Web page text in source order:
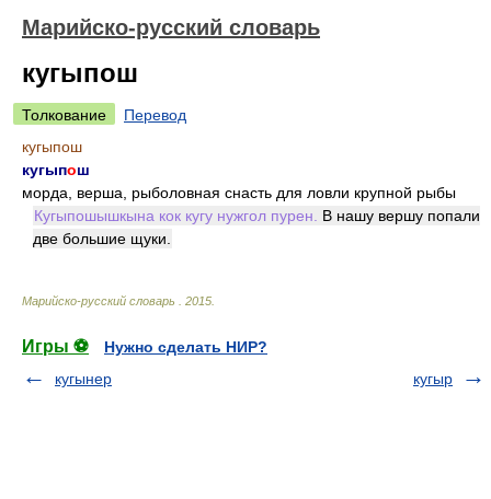
Марийско-русский словарь
кугыпош
Толкование
Перевод
кугыпош
кугыпош
морда, верша, рыболовная снасть для ловли крупной рыбы
Кугыпошышкына кок кугу нужгол пурен.
В нашу вершу попали
две большие щуки.
Марийско-русский словарь 2015
Игры ⚽
Нужно сделать НИР?
кугынер
кугыр